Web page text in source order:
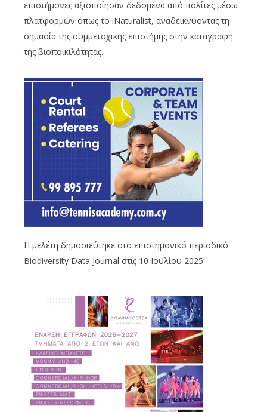
επιστήμονες αξιοποίησαν δεδομένα από πολίτες μέσω
πλατφορμών όπως το iNaturalist, αναδεικνύοντας τη
σημασία της συμμετοχικής επιστήμης στην καταγραφή
της βιοποικιλότητας.
Η μελέτη δημοσιεύτηκε στο επιστημονικό περιοδικό
Biodiversity Data Journal στις 10 Ιουλίου 2025.